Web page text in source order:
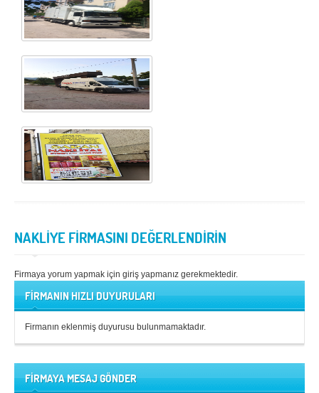
NAKLİYE FİRMASINI DEĞERLENDİRİN
Firmaya yorum yapmak için giriş yapmanız gerekmektedir.
FİRMANIN HIZLI DUYURULARI
Firmanın eklenmiş duyurusu bulunmamaktadır.
FİRMAYA MESAJ GÖNDER